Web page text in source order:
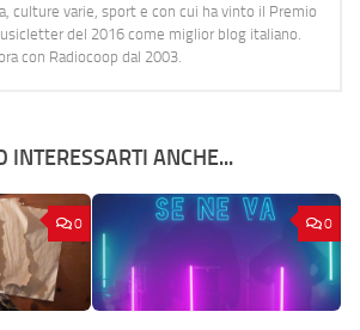
culture varie, sport e con cui ha vinto il Premio
del 2016 come miglior blog italiano.
con Radiocoop dal 2003.
INTERESSARTI ANCHE...
0 0